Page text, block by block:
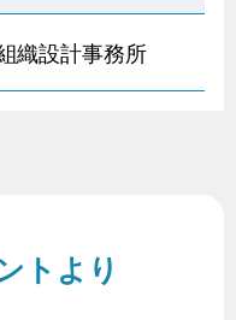
織設計事務所
トより